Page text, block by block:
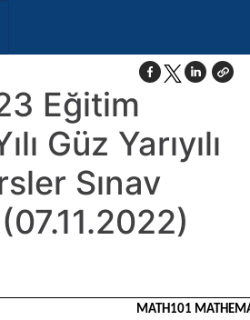
Eğitim
Güz Yarıyılı
Sınav
MATH101